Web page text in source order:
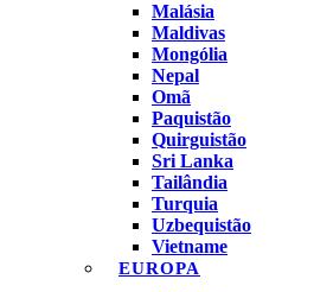
Malásia
Maldivas
Mongólia
Nepal
Omã
Paquistão
Quirguistão
Sri Lanka
Tailândia
Turquia
Uzbequistão
Vietname
EUROPA